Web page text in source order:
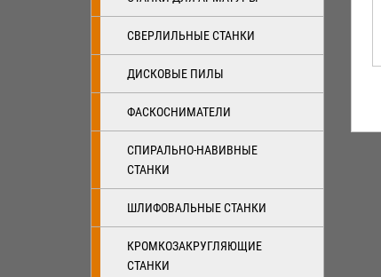
СВЕРЛИЛЬНЫЕ СТАНКИ
ДИСКОВЫЕ ПИЛЫ
ФАСКОСНИМАТЕЛИ
СПИРАЛЬНО-НАВИВНЫЕ
СТАНКИ
ШЛИФОВАЛЬНЫЕ СТАНКИ
КРОМКОЗАКРУГЛЯЮЩИЕ
СТАНКИ